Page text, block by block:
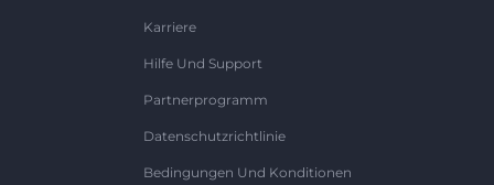
Karriere
Hilfe Und Support
Partnerprogramm
Datenschutzrichtlinie
Bedingungen Und Konditionen